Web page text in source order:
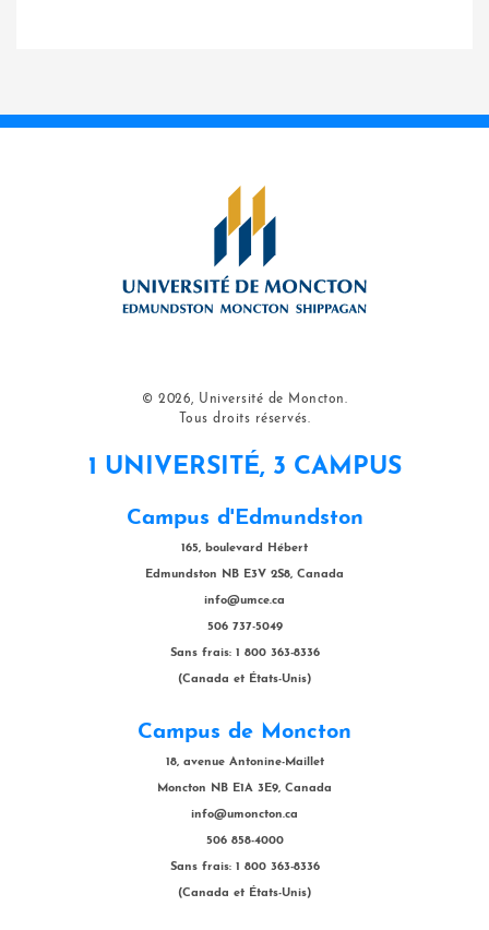
© 2026, Université de Moncton.
Tous droits réservés.
1 UNIVERSITÉ, 3 CAMPUS
Campus d'Edmundston
165, boulevard Hébert
Edmundston NB E3V 2S8, Canada
info@umce.ca
506 737-5049
Sans frais: 1 800 363-8336
(Canada et États-Unis)
Campus de Moncton
18, avenue Antonine-Maillet
Moncton NB E1A 3E9, Canada
info@umoncton.ca
506 858-4000
Sans frais: 1 800 363-8336
(Canada et États-Unis)